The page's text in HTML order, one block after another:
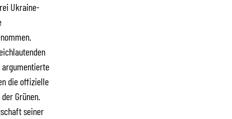
Ukraine-
argumentierte
die offizielle
Grünen.
seiner